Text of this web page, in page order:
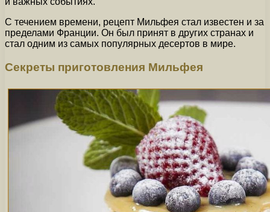
С течением времени, рецепт Мильфея стал известен и за
пределами Франции. Он был принят в других странах и
стал одним из самых популярных десертов в мире.
Секреты приготовления Мильфея